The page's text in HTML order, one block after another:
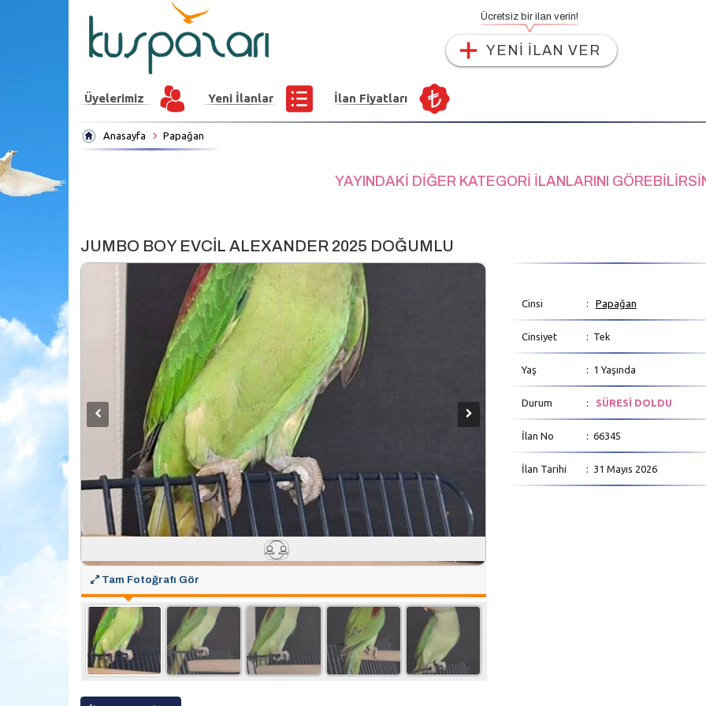
Ücretsiz bir ilan verin!
YENİ İLAN VER
Üyelerimiz Yeni İlanlar İlan Fiyatları
Anasayfa Papağan
YAYINDAKİ DİĞER KATEGORİ İLANLARINI
JUMBO BOY EVCİL ALEXANDER 2025 DOĞUMLU
Tam Fotoğrafı Gör
Cinsi : Papağan
Cinsiyet : Tek
Yaş : 1 Yaşında
Durum : SÜRESİ DOLDU
İlan No : 66345
İlan Tarihi : 31 Mayıs 2026